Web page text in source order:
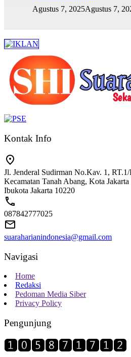
Agustus 7, 2025Agustus 7,
Kontak Info
Jl. Jenderal Sudirman No.Kav. 1,
Kecamatan Tanah Abang, Kota
Ibukota Jakarta 10220
087842777025
suaraharianindonesia@gmail.com
Navigasi
Home
Redaksi
Pedoman Media Siber
Privacy Policy
Pengunjung